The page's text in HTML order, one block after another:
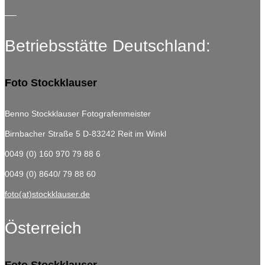
Betriebsstätte Deutschland:
Foto Stockklauser
Benno Stockklauser Fotografenmeister
Birnbacher Straße 5 D-83242 Reit im Winkl
0049 (0) 160 970 79 88 6
0049 (0) 8640/ 79 88 60
foto(at)stockklauser.de
Österreich